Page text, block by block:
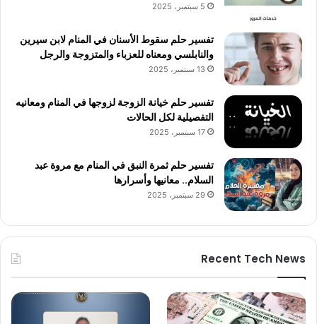
5 سبتمبر، 2025
تفسير حلم سقوط الأسنان في المنام لابن سيرين
والنابلسي ومعناه للعزباء والمتزوجة والرجل
13 سبتمبر، 2025
تفسير حلم خيانة الزوجة لزوجها في المنام ومعانيه
التفصيلية لكل الحالات
17 سبتمبر، 2025
تفسير حلم ثمرة النبق في المنام مع مروة عبد
السلام.. معانيها وأسرارها
29 سبتمبر، 2025
Recent Tech News